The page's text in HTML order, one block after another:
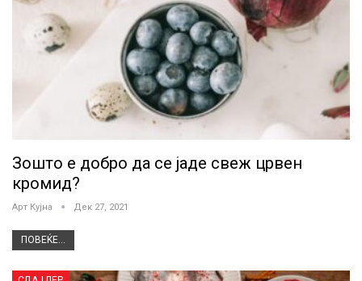
Зошто е добро да се јаде свеж црвен
кромид?
Арт Кујна Дек 27, 2021
ПОВЕЌЕ...